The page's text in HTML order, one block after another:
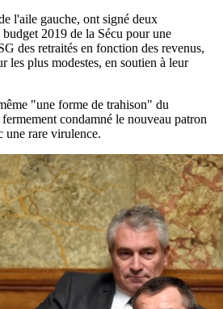
l'aile gauche, ont signé deux
2019 de la Sécu pour une
des retraités en fonction des revenus,
les plus modestes, en soutien à leur
"une forme de trahison" du
condamné le nouveau patron
une rare virulence.